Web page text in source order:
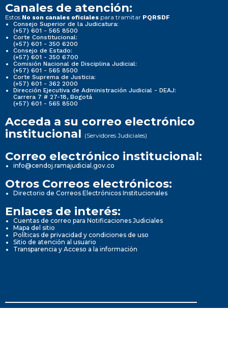
Canales de atención:
Estos No son canales oficiales para tramitar PQRSDF
Consejo Superior de la Judicatura:
(+57) 601 - 565 8500
Corte Constitucional:
(+57) 601 - 350 6200
Consejo de Estado:
(+57) 601 - 350 6700
Comisión Nacional de Disciplina Judicial:
(+57) 601 - 565 8500
Corte Suprema de Justicia:
(+57) 601 - 362 2000
Dirección Ejecutiva de Administración Judicial - DEAJ:
Carrera 7 # 27-18, Bogotá
(+57) 601 - 565 8500
Acceda a su correo electrónico
institucional (Servidores Judiciales)
Correo electrónico institucional:
info@cendoj.ramajudicial.gov.co
Otros Correos electrónicos:
Directorio de Correos Electrónicos Institucionales
Enlaces de interés:
Cuentas de correo para Notificaciones Judiciales
Mapa del sitio
Políticas de privacidad y condiciones de uso
Sitio de atención al usuario
Transparencia y Acceso a la información